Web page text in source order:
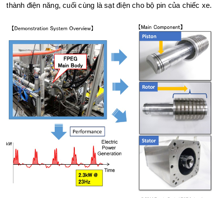
thành điện năng, cuối cùng là sạt điện cho bộ pin của chiếc xe.